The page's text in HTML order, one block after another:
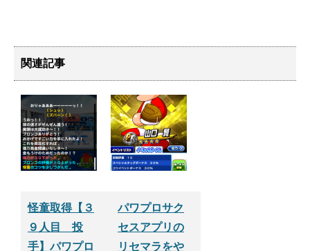
関連記事
怪童取得【３
９人目 投
手】パワプロ
パワプロサク
セスアプリの
リセマラをや